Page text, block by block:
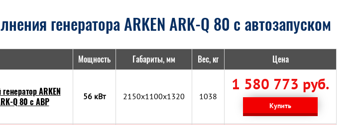
генератора ARKEN ARK-Q 80 с автозапуском
Мощность Габариты, мм Вес, кг Цена
56 кВт 2150x1100x1320 1038
1 580 773 руб.
Купить